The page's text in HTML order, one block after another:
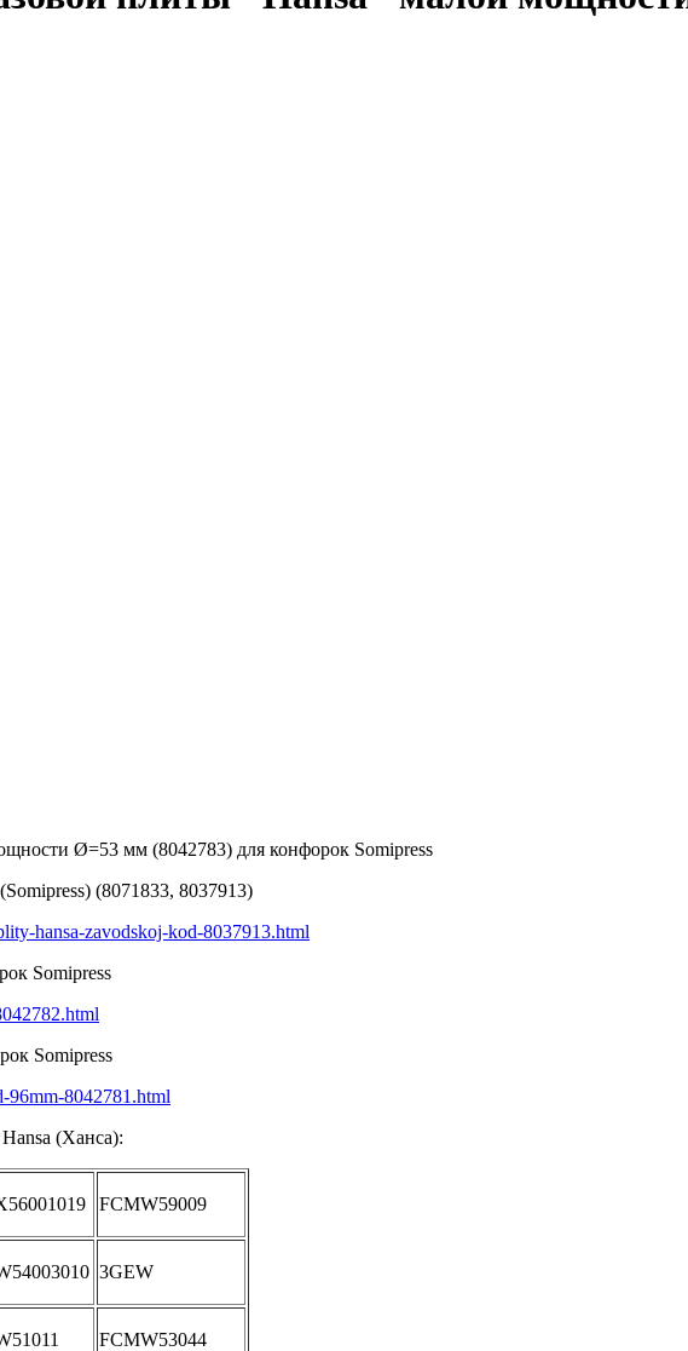
Ø=53 мм (8042783) для конфорок Somipress
(8071833, 8037913)
hansa-zavodskoj-kod-8037913.html
Somipress
Somipress
96mm-8042781.html
(Ханса):
FCMW59009
3GEW
FCMW53044